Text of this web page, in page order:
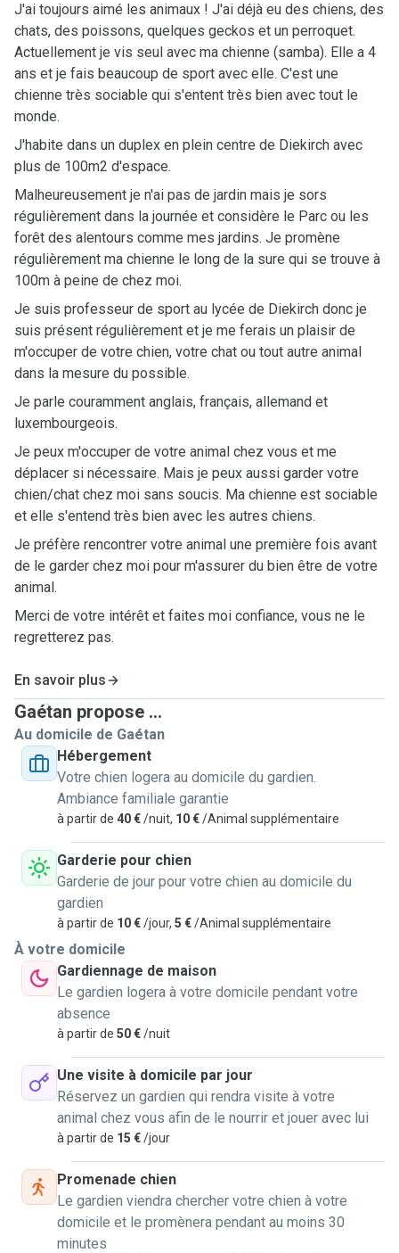
J'ai toujours aimé les animaux ! J'ai déjà eu des chiens, des
chats, des poissons, quelques geckos et un perroquet.
Actuellement je vis seul avec ma chienne (samba). Elle a 4
ans et je fais beaucoup de sport avec elle. C'est une
chienne très sociable qui s'entent très bien avec tout le
monde.
J'habite dans un duplex en plein centre de Diekirch avec
plus de 100m2 d'espace.
Malheureusement je n'ai pas de jardin mais je sors
régulièrement dans la journée et considère le Parc ou les
forêt des alentours comme mes jardins. Je promène
régulièrement ma chienne le long de la sure qui se trouve à
100m à peine de chez moi.
Je suis professeur de sport au lycée de Diekirch donc je
suis présent régulièrement et je me ferais un plaisir de
m'occuper de votre chien, votre chat ou tout autre animal
dans la mesure du possible.
Je parle couramment anglais, français, allemand et
luxembourgeois.
Je peux m'occuper de votre animal chez vous et me
déplacer si nécessaire. Mais je peux aussi garder votre
chien/chat chez moi sans soucis. Ma chienne est sociable
et elle s'entend très bien avec les autres chiens.
Je préfère rencontrer votre animal une première fois avant
de le garder chez moi pour m'assurer du bien être de votre
animal.
Merci de votre intérêt et faites moi confiance, vous ne le
regretterez pas.
En savoir plus
Gaétan propose ...
Au domicile de Gaétan
Hébergement
Votre chien logera au domicile du gardien.
Ambiance familiale garantie
à partir de 40 €/nuit, 10 €/Animal supplémentaire
Garderie pour chien
Garderie de jour pour votre chien au domicile du
gardien
à partir de 10 €/jour, 5 €/Animal supplémentaire
À votre domicile
Gardiennage de maison
Le gardien logera à votre domicile pendant votre
absence
à partir de 50 €/nuit
Une visite à domicile par jour
Réservez un gardien qui rendra visite à votre
animal chez vous afin de le nourrir et jouer avec lui
à partir de 15 €/jour
Promenade chien
Le gardien viendra chercher votre chien à votre
domicile et le promènera pendant au moins 30
minutes